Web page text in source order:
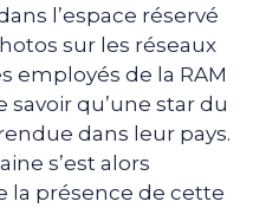
l’espace réservé
sur les réseaux
employés de la RAM
savoir qu’une star du
dans leur pays.
s’est alors
la présence de cette